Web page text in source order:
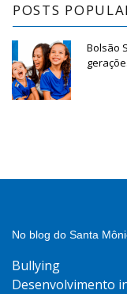
POSTS
Bolsão
No blog do Santa
Bullying
Desenvolvimento